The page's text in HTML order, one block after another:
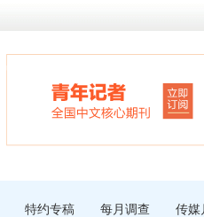
特约专稿 每月调查 传媒